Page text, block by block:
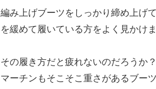
編み上げブーツをしっかり締め上げ
を緩めて履いている方をよく見かけま
その履き方だと疲れないのだろうか
マーチンもそこそこ重さがあるブー